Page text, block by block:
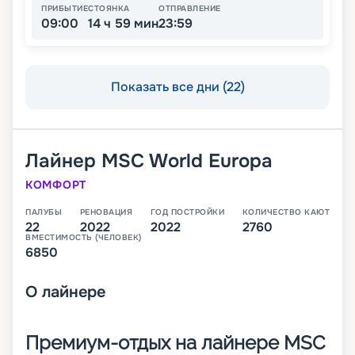
ПРИБЫТИЕ
09:00
СТОЯНКА
14 ч 59 мин
ОТПРАВЛЕНИЕ
23:59
Показать все дни (22)
Лайнер MSC World Europa
КОМФОРТ
ПАЛУБЫ
22
РЕНОВАЦИЯ
2022
ГОД ПОСТРОЙКИ
2022
КОЛИЧЕСТВО КАЮТ
2760
ВМЕСТИМОСТЬ (ЧЕЛОВЕК)
6850
О лайнере
Премиум-отдых на лайнере MSC